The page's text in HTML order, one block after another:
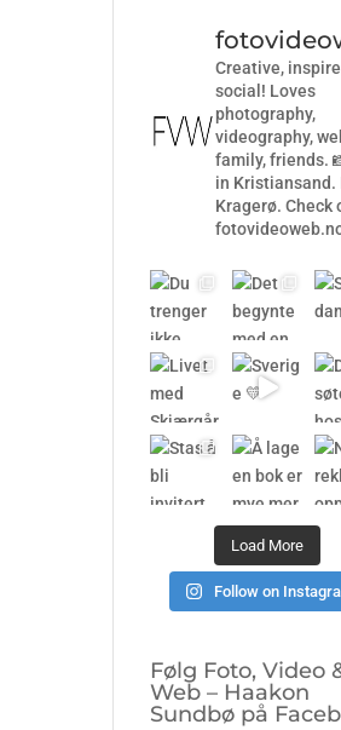
Creative,
social! Loves
photography,
videography,
family, friends.
in Kristiansand.
Kragerø. Check
Load More
Follow on
Følg Foto, Video
Web – Haakon
Sundbø på